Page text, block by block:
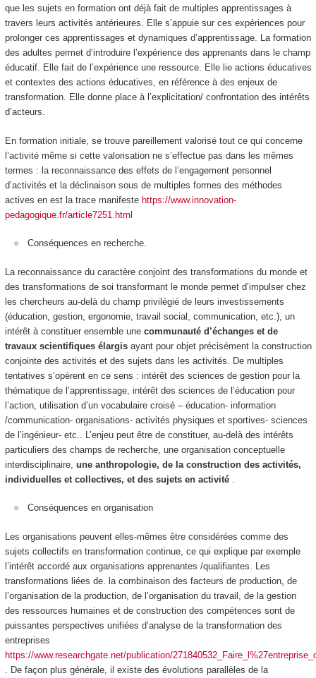
que les sujets en formation ont déjà fait de multiples apprentissages à
travers leurs activités antérieures. Elle s’appuie sur ces expériences pour
prolonger ces apprentissages et dynamiques d’apprentissage. La formation
des adultes permet d’introduire l’expérience des apprenants dans le champ
éducatif. Elle fait de l’expérience une ressource. Elle lie actions éducatives
et contextes des actions éducatives, en référence à des enjeux de
transformation. Elle donne place à l’explicitation/ confrontation des intérêts
d’acteurs.
En formation initiale, se trouve pareillement valorisé tout ce qui concerne
l’activité même si cette valorisation ne s’effectue pas dans les mêmes
termes : la reconnaissance des effets de l’engagement personnel
d’activités et la déclinaison sous de multiples formes des méthodes
actives en est la trace manifeste https://www.innovation-
pedagogique.fr/article7251.html
Conséquences en recherche.
La reconnaissance du caractère conjoint des transformations du monde et
des transformations de soi transformant le monde permet d’impulser chez
les chercheurs au-delà du champ privilégié de leurs investissements
(éducation, gestion, ergonomie, travail social, communication, etc.), un
intérêt à constituer ensemble une communauté d’échanges et de
travaux scientifiques élargis ayant pour objet précisément la construction
conjointe des activités et des sujets dans les activités. De multiples
tentatives s’opèrent en ce sens : intérêt des sciences de gestion pour la
thématique de l’apprentissage, intérêt des sciences de l’éducation pour
l’action, utilisation d’un vocabulaire croisé – éducation- information
/communication- organisations- activités physiques et sportives- sciences
de l’ingénieur- etc.. L’enjeu peut être de constituer, au-delà des intérêts
particuliers des champs de recherche, une organisation conceptuelle
interdisciplinaire, une anthropologie, de la construction des activités,
individuelles et collectives, et des sujets en activité
Conséquences en organisation
Les organisations peuvent elles-mêmes être considérées comme des
sujets collectifs en transformation continue, ce qui explique par exemple
l’intérêt accordé aux organisations apprenantes /qualifiantes. Les
transformations liées de. la combinaison des facteurs de production, de
l’organisation de la production, de l’organisation du travail, de la gestion
des ressources humaines et de construction des compétences sont de
puissantes perspectives unifiées d’analyse de la transformation des
entreprises
https://www.researchgate.net/publication/
. De façon plus générale, il existe des évolutions parallèles de la